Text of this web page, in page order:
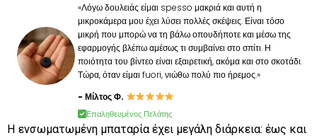
«Λόγω δουλειάς είμαι spesso μακριά και αυτή η
μικροκάμερα μου έχει λύσει πολλές σκέψεις. Είναι τόσο
μικρή που μπορώ να τη βάλω οπουδήποτε και μέσω της
εφαρμογής βλέπω αμέσως τι συμβαίνει στο σπίτι. Η
ποιότητα του βίντεο είναι εξαιρετική, ακόμα και στο σκοτάδι.
Τώρα, όταν είμαι fuori, νιώθω πολύ πιο ήρεμος.»
- Μίλτος Φ.
Επαληθευμένος Πελάτης
Η ενσωματωμένη μπαταρία έχει μεγάλη διάρκεια: έως και